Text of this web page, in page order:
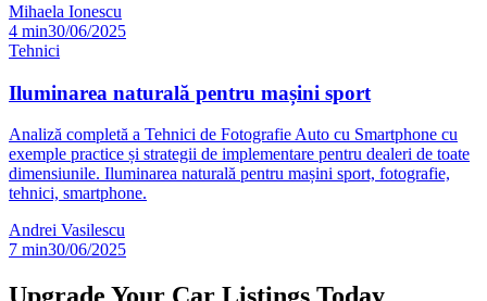
Mihaela Ionescu
4 min30/06/2025
Tehnici
Iluminarea naturală pentru mașini sport
Analiză completă a Tehnici de Fotografie Auto cu Smartphone cu
exemple practice și strategii de implementare pentru dealeri de toate
dimensiunile. Iluminarea naturală pentru mașini sport, fotografie,
tehnici, smartphone.
Andrei Vasilescu
7 min30/06/2025